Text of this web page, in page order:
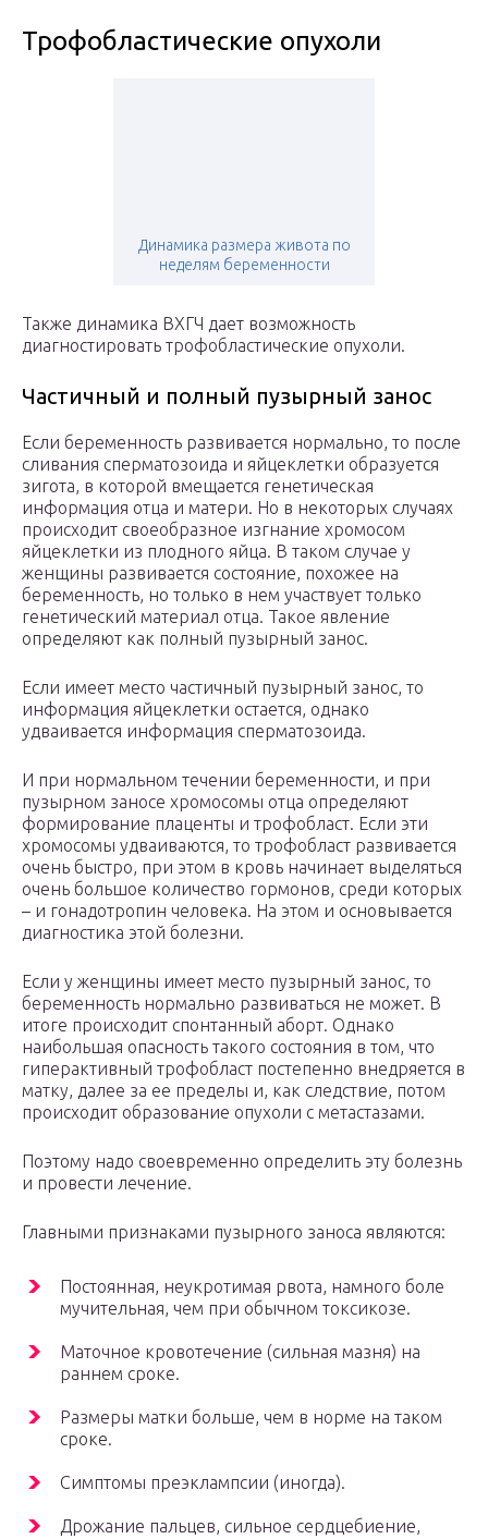
Трофобластические опухоли
Динамика размера живота по
неделям беременности
Также динамика ВХГЧ дает возможность
диагностировать трофобластические опухоли.
Частичный и полный пузырный занос
Если беременность развивается нормально, то после
сливания сперматозоида и яйцеклетки образуется
зигота, в которой вмещается генетическая
информация отца и матери. Но в некоторых случаях
происходит своеобразное изгнание хромосом
яйцеклетки из плодного яйца. В таком случае у
женщины развивается состояние, похожее на
беременность, но только в нем участвует только
генетический материал отца. Такое явление
определяют как полный пузырный занос.
Если имеет место частичный пузырный занос, то
информация яйцеклетки остается, однако
удваивается информация сперматозоида.
И при нормальном течении беременности, и при
пузырном заносе хромосомы отца определяют
формирование плаценты и трофобласт. Если эти
хромосомы удваиваются, то трофобласт развивается
очень быстро, при этом в кровь начинает выделяться
очень большое количество гормонов, среди которых
– и гонадотропин человека. На этом и основывается
диагностика этой болезни.
Если у женщины имеет место пузырный занос, то
беременность нормально развиваться не может. В
итоге происходит спонтанный аборт. Однако
наибольшая опасность такого состояния в том, что
гиперактивный трофобласт постепенно внедряется в
матку, далее за ее пределы и, как следствие, потом
происходит образование опухоли с метастазами.
Поэтому надо своевременно определить эту болезнь
и провести лечение.
Главными признаками пузырного заноса являются:
Постоянная, неукротимая рвота, намного боле
мучительная, чем при обычном токсикозе.
Маточное кровотечение (сильная мазня) на
раннем сроке.
Размеры матки больше, чем в норме на таком
сроке.
Симптомы преэклампсии (иногда).
Дрожание пальцев, сильное сердцебиение,